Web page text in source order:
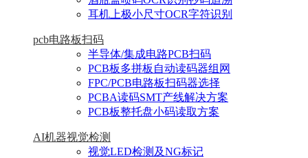
耳机上极小尺寸OCR字符识别
pcb电路板扫码
半导体/集成电路PCB扫码
PCB板多拼板自动读码器组网
FPC/PCB电路板扫码器选择
PCBA读码SMT产线解决方案
PCB板整托盘小码读取方案
AI机器视觉检测
视觉LED检测及NG标记